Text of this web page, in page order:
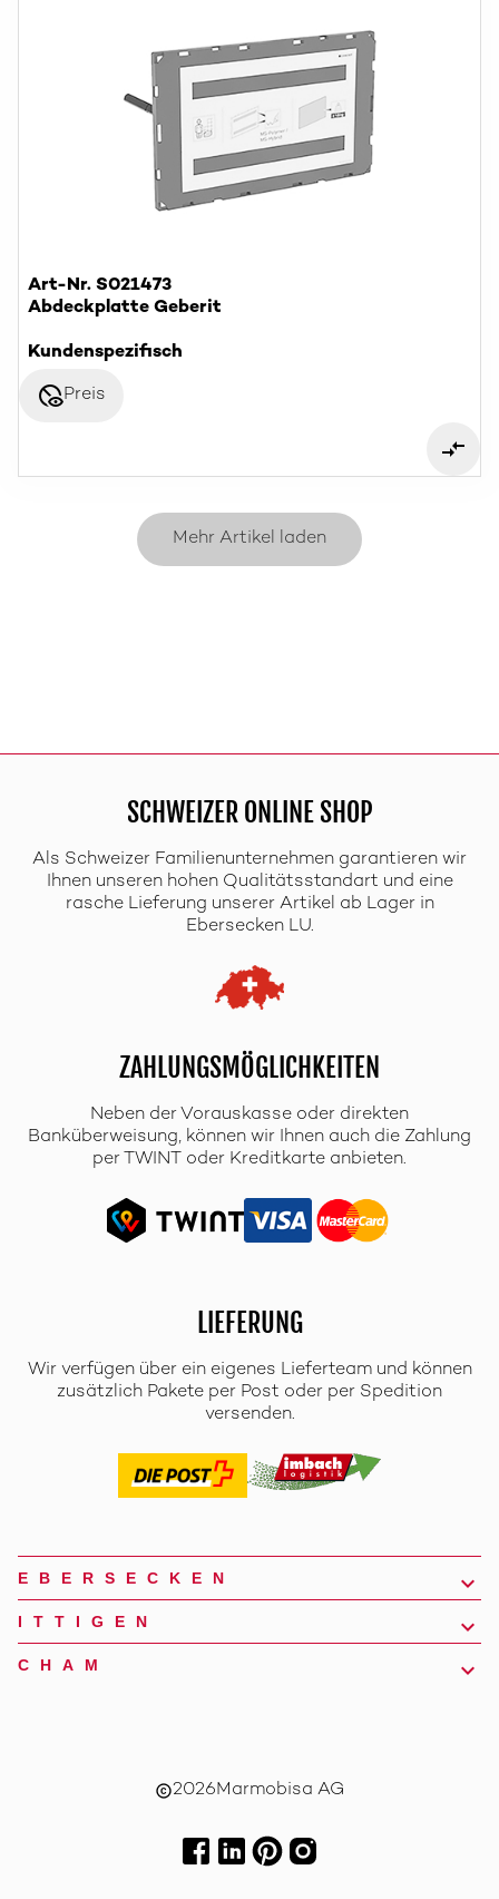
Art-Nr. S021473
Abdeckplatte Geberit
Kundenspezifisch
disabled_visiblePreis
Mehr Artikel laden
SCHWEIZER ONLINE SHOP
Als Schweizer Familienunternehmen garantieren wir
Ihnen unseren hohen Qualitätsstandart und eine
rasche Lieferung unserer Artikel ab Lager in
Ebersecken LU.
ZAHLUNGSMÖGLICHKEITEN
Neben der Vorauskasse oder direkten
Banküberweisung, können wir Ihnen auch die Zahlung
per TWINT oder Kreditkarte anbieten.
LIEFERUNG
Wir verfügen über ein eigenes Lieferteam und können
zusätzlich Pakete per Post oder per Spedition
versenden.
EBERSECKEN
ITTIGEN
CHAM
copyright2026Marmobisa AG